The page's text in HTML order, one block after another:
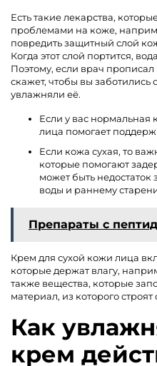
Есть такие лекарства,
проблемами на коже,
повредить защитный слой
Когда этот слой портится,
Поэтому, если врач
скажет, чтобы вы заботились
увлажняли её.
Если у вас нормальная
лица помогает
Если кожа сухая, то
которые помогают
может быть недостаток
воды и раннему
Препараты с
Крем для сухой кожи лица
которые держат влагу,
также вещества, которые
материал, из которого строят
Как
крем